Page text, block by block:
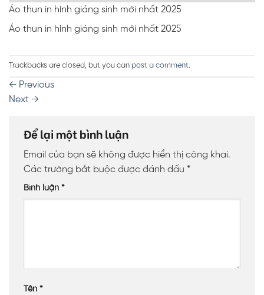
Áo thun in hình giáng sinh mới nhất 2025
Áo thun in hình giáng sinh mới nhất 2025
Trackbacks are closed, but you can post a comment.
← Previous
Next →
Để lại một bình luận
Email của bạn sẽ không được hiển thị công khai.
Các trường bắt buộc được đánh dấu *
Bình luận *
Tên *